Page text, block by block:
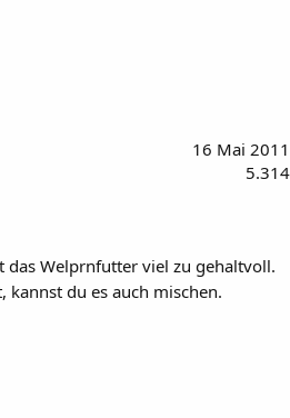
16 Mai 2011
5.314
das Welprnfutter viel zu gehaltvoll.
kannst du es auch mischen.